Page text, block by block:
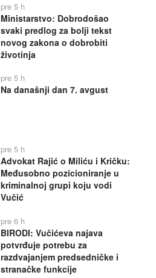
pre 5 h
Ministarstvo: Dobrodošao
svaki predlog za bolji tekst
novog zakona o dobrobiti
životinja
pre 5 h
Na današnji dan 7. avgust
pre 5 h
Advokat Rajić o Miliću i Kričku:
Međusobno pozicioniranje u
kriminalnoj grupi koju vodi
Vučić
pre 6 h
BIRODI: Vučićeva najava
potvrđuje potrebu za
razdvajanjem predsedničke i
stranačke funkcije